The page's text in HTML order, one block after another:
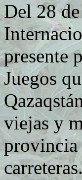
Del 28
presente
Juegos
viejas y
provincia